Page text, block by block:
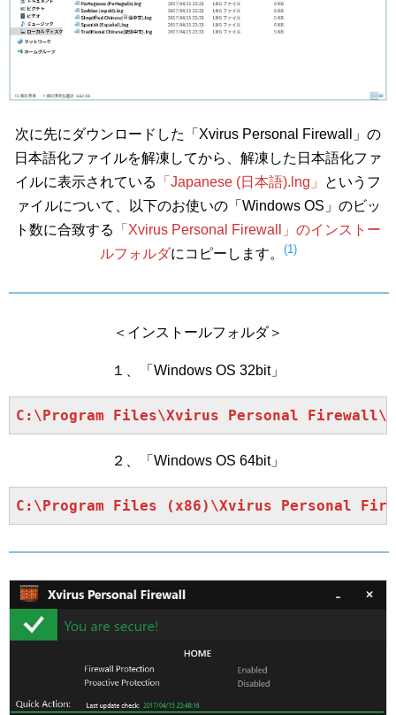
次に先にダウンロードした「Xvirus Personal Firewall」の
日本語化ファイルを解凍してから、解凍した日本語化ファ
イルに表示されている
「Japanese (日本語).lng」
というフ
ァイルについて、以下のお使いの「Windows OS」のビッ
ト数に合致する
「Xvirus Personal Firewall」のインストー
ルフォルダにコピーします。 (1)
＜インストールフォルダ＞
１、「Windows OS 32bit」
C:\Program Files\Xvirus Personal
２、「Windows OS 64bit」
C:\Program Files (x86)\Xvirus Personal